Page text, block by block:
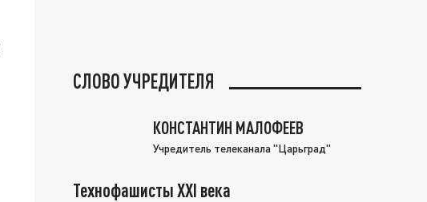
СЛОВО УЧРЕДИТЕЛЯ
КОНСТАНТИН МАЛОФЕЕВ
Учредитель телеканала "Царьград"
Технофашисты XXI века